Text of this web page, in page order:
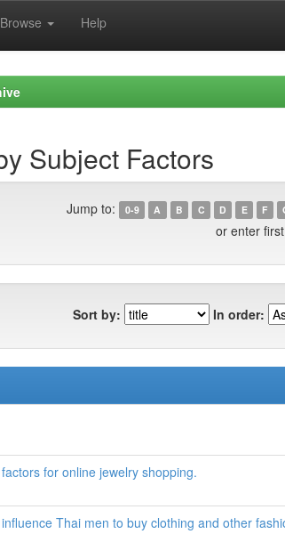
Browse Help
Subject Factors
Jump to: 0-9 A B C D E F
or enter
Sort by: In order:
for online jewelry shopping.
Thai men to buy clothing and other